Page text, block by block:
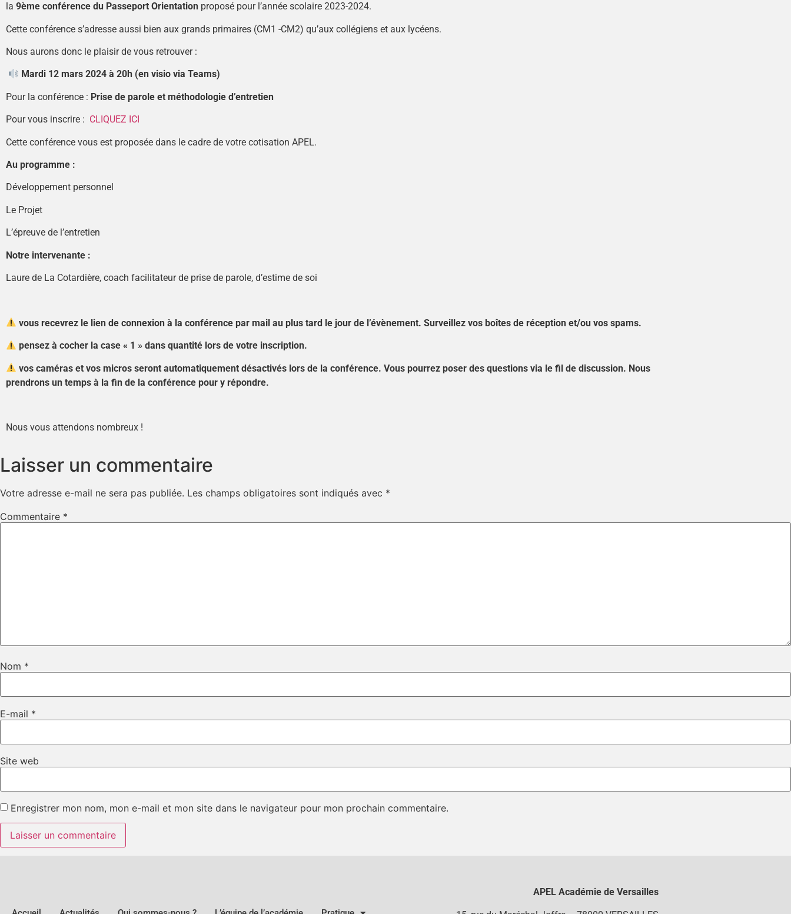
la 9ème conférence du Passeport Orientation proposé pour l’année scolaire 2023-2024.
Cette conférence s’adresse aussi bien aux grands primaires (CM1 -CM2) qu’aux collégiens et aux lycéens.
Nous aurons donc le plaisir de vous retrouver :
Mardi 12 mars 2024 à 20h (en visio via Teams)
Pour la conférence : Prise de parole et méthodologie d’entretien
Pour vous inscrire : CLIQUEZ ICI
Cette conférence vous est proposée dans le cadre de votre cotisation APEL.
Au programme :
Développement personnel
Le Projet
L’épreuve de l’entretien
Notre intervenante :
Laure de La Cotardière, coach facilitateur de prise de parole, d’estime de soi
vous recevrez le lien de connexion à la conférence par mailau plus tard le jour de l’évènement. Surveillez vos boîtes de réception et/ou vos spams.
pensez à cocher la case « 1 » dans quantité lors de votre inscription.
vos caméras et vos micros seront automatiquement désactivés lors de la conférence. Vous pourrez poser des questions via le fil de discussion. Nous
prendrons un temps à la fin de la conférence pour y répondre.
Nous vous attendons nombreux !
Laisser un commentaire
Votre adresse e-mail ne sera pas publiée. Les champs obligatoires sont indiqués avec *
Commentaire *
Nom *
E-mail *
Site web
Enregistrer mon nom, mon e-mail et mon site dans le navigateur pour mon prochain commentaire.
APEL Académie de Versailles